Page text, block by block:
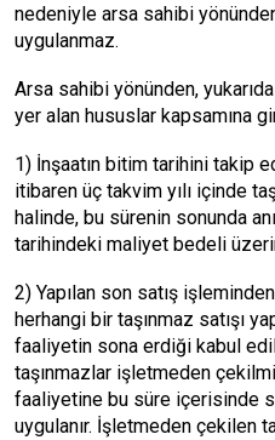
nedeniyle arsa sahibi
uygulanmaz.
Arsa sahibi yönünden,
yer alan hususlar kapsamına
1) İnşaatın bitim tarihini takip
itibaren üç takvim yılı içinde
halinde, bu sürenin sonunda
tarihindeki maliyet bedeli
2) Yapılan son satış
herhangi bir taşınmaz satışı
faaliyetin sona erdiği kabul
taşınmazlar işletmeden
faaliyetine bu süre içerisinde
uygulanır. İşletmeden çekilen